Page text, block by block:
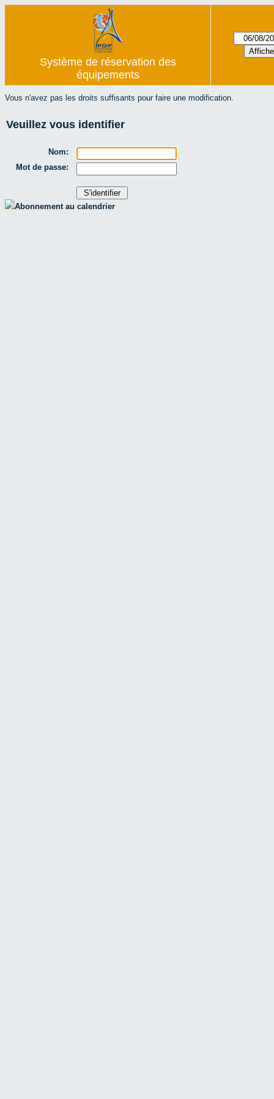
Système de réservation des
équipements
Vous n'avez pas les droits suffisants pour faire une modification.
Veuillez vous identifier
Nom:
Mot de passe:
Abonnement au calendrier